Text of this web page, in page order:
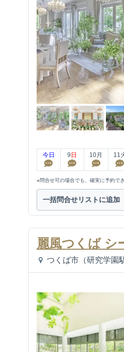
今日 9 日 10月 11
※問合せ可の場合でも、確実に予約で
一括問合せリストに追加
麗風つくば シ
つくば市（研究学園